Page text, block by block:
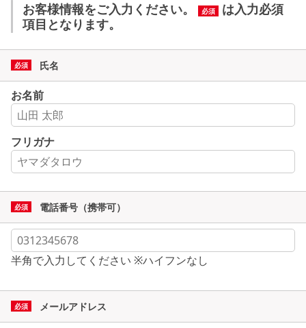
お客様情報をご入力ください。 必須
は入力必須
項目となります。
氏名
お名前
フリガナ
電話番号（携帯可）
半角で入力してください ※ハイフンなし
メールアドレス